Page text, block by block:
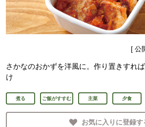
[ 公
さかなのおかずを洋風に。作り置きすれ
け
煮る ご飯がすすむ 主菜 夕食
お気に入りに登録す